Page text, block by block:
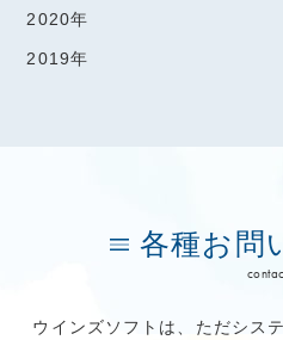
2020年
2019年
各種お問
ウインズソフトは、ただシス